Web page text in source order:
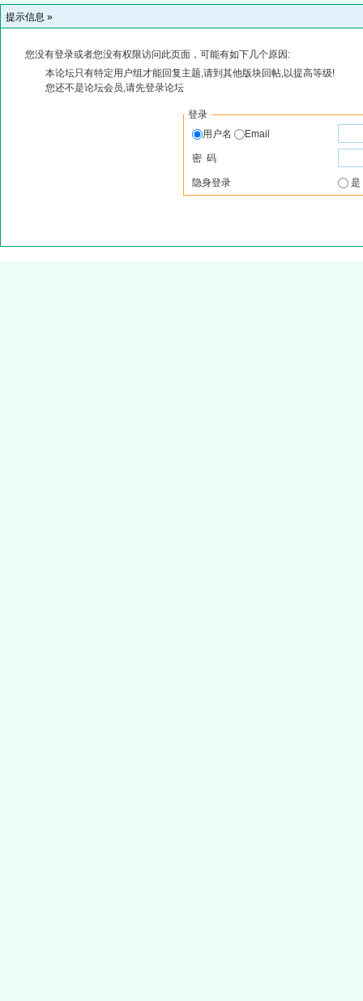
提示信息 »
您没有登录或者您没有权限访问此页面，可能有如下几个原因:
本论坛只有特定用户组才能回复主题,请到其他版块回帖,以提高等级!
您还不是论坛会员,请先登录论坛
登录
用户名
Email
密 码
隐身登录